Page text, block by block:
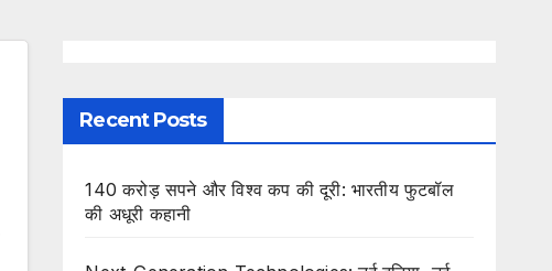
Recent Posts
140 करोड़ सपने और विश्व कप की दूरी: भारतीय फुटबॉल
की अधूरी कहानी